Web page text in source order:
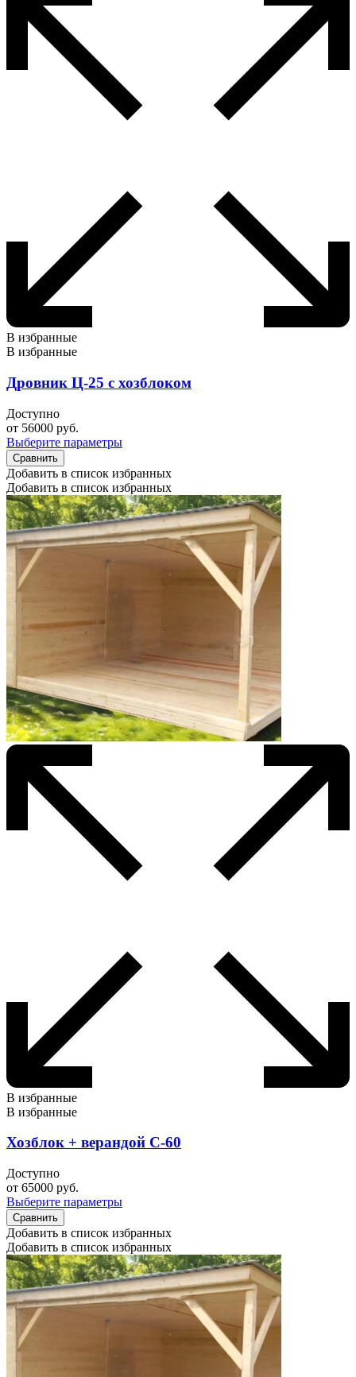
В избранные
В избранные
Дровник Ц-25 с хозблоком
Доступно
от 56000 руб.
Выберите параметры
Сравнить
Добавить в список избранных
Добавить в список избранных
В избранные
В избранные
Хозблок + верандой С-60
Доступно
от 65000 руб.
Выберите параметры
Сравнить
Добавить в список избранных
Добавить в список избранных